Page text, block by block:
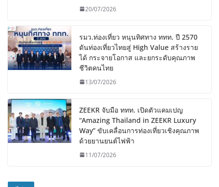
20/07/2026
รมว.ท่องเที่ยว หนุนทิศทาง ททท. ปี 2570
ดันท่องเที่ยวไทยสู่ High Value สร้างราย
ได้ กระจายโอกาส และยกระดับคุณภาพ
ชีวิตคนไทย
13/07/2026
ZEEKR จับมือ ททท. เปิดตัวแคมเปญ
“Amazing Thailand in ZEEKR Luxury
Way” ขับเคลื่อนการท่องเที่ยวเชิงคุณภาพ
ด้วยยานยนต์ไฟฟ้า
11/07/2026